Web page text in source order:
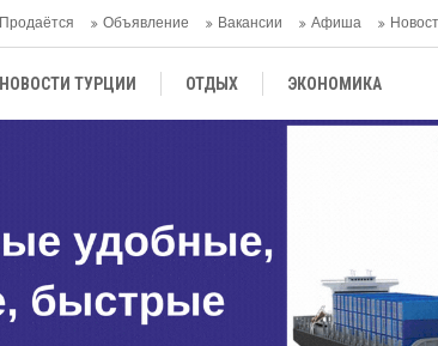
Продаётся Объявление Вакансии Афиша
НОВОСТИ ТУРЦИИ ОТДЫХ ЭКОНОМИКА
ЦЕНТРАЛЬНАЯ АЗИЯ